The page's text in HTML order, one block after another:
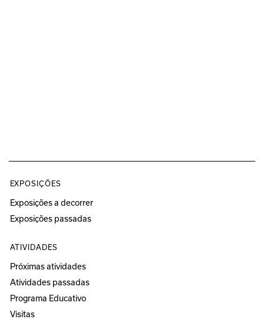
EXPOSIÇÕES
Exposições a decorrer
Exposições passadas
ATIVIDADES
Próximas atividades
Atividades passadas
Programa Educativo
Visitas